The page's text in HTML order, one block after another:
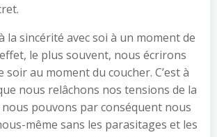
la sincérité avec soi à un moment de
le plus souvent, nous écrirons
au moment du coucher. C’est à
nous relâchons nos tensions de la
pouvons par conséquent nous
même sans les parasitages et les